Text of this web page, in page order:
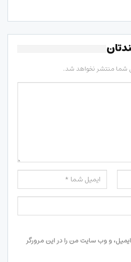
شما منتشر نخواهد شد.
و وب سایت من را در این مرورگر